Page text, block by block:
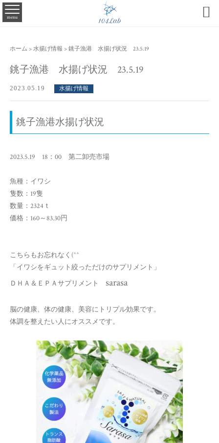
menu 
ホーム > 水揚げ情報 > 銚子漁港 水揚げ状況 23.5.19
銚子漁港 水揚げ状況 23.5.19
2023.05.19 水揚げ情報
銚子漁港水揚げ状況
2023.5.19 18：00 第二卸売市場
魚種：イワシ
隻数：19隻
数量：2324ｔ
価格：160～83.30円
こちらもお忘れなく(^^ゞ
「イワシをギュット絞っただけのサプリメント」
ＤＨＡ＆ＥＰＡサプリメント sarasa
脳の健康、体の健康、美容にトリプル効果です。
体調を整えたい人にオススメです。